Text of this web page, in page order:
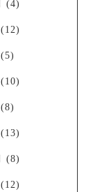
(4)
(12)
(5)
(10)
(8)
(13)
(8)
(12)